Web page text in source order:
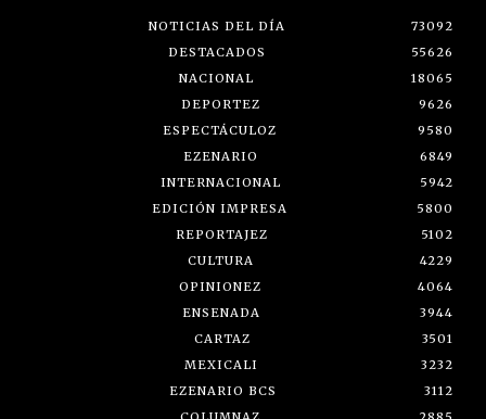
NOTICIAS DEL DÍA
73092
DESTACADOS
55626
NACIONAL
18065
DEPORTEZ
9626
ESPECTÁCULOZ
9580
EZENARIO
6849
INTERNACIONAL
5942
EDICIÓN IMPRESA
5800
REPORTAJEZ
5102
CULTURA
4229
OPINIONEZ
4064
ENSENADA
3944
CARTAZ
3501
MEXICALI
3232
EZENARIO BCS
3112